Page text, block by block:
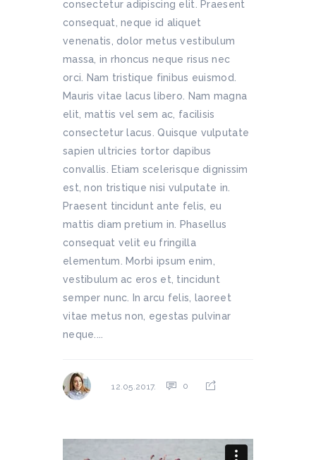
consectetur adipiscing elit. Praesent
consequat, neque id aliquet
venenatis, dolor metus vestibulum
massa, in rhoncus neque risus nec
orci. Nam tristique finibus euismod.
Mauris vitae lacus libero. Nam magna
elit, mattis vel sem ac, facilisis
consectetur lacus. Quisque vulputate
sapien ultricies tortor dapibus
convallis. Etiam scelerisque dignissim
est, non tristique nisi vulputate in.
Praesent tincidunt ante felis, eu
mattis diam pretium in. Phasellus
consequat velit eu fringilla
elementum. Morbi ipsum enim,
vestibulum ac eros et, tincidunt
semper nunc. In arcu felis, laoreet
vitae metus non, egestas pulvinar
neque....
12.05.2017. 0